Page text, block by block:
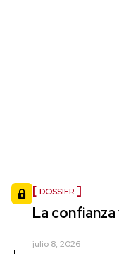
DOSSIER
La
julio 8, 2026